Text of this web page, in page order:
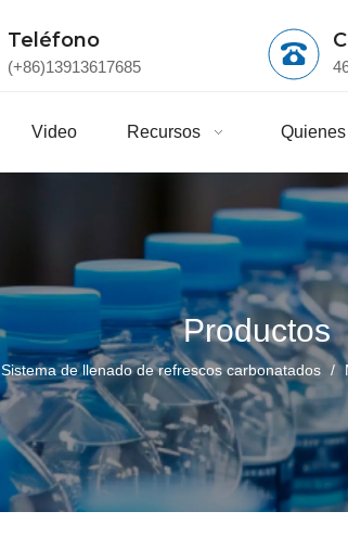
Teléfono
(+86)13913617685
Video Recursos
Productos
Sistema de llenado de refrescos carbonatados /